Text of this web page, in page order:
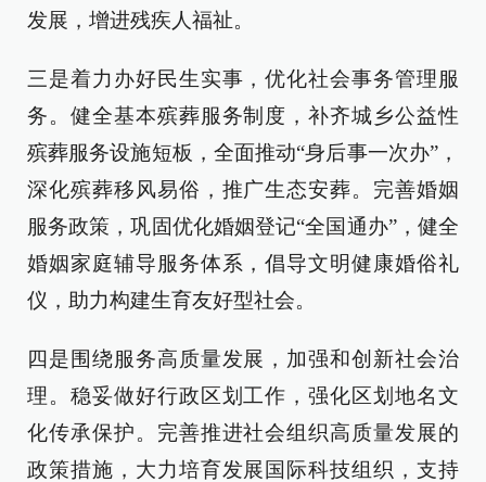
发展，增进残疾人福祉。
三是着力办好民生实事，优化社会事务管理服
务。健全基本殡葬服务制度，补齐城乡公益性
殡葬服务设施短板，全面推动“身后事一次办”，
深化殡葬移风易俗，推广生态安葬。完善婚姻
服务政策，巩固优化婚姻登记“全国通办”，健全
婚姻家庭辅导服务体系，倡导文明健康婚俗礼
仪，助力构建生育友好型社会。
四是围绕服务高质量发展，加强和创新社会治
理。稳妥做好行政区划工作，强化区划地名文
化传承保护。完善推进社会组织高质量发展的
政策措施，大力培育发展国际科技组织，支持